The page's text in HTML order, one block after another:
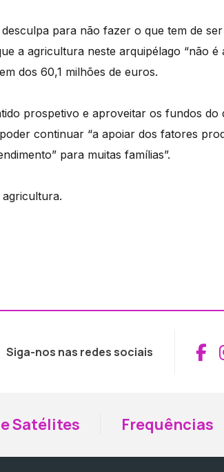
para não fazer o que tem de ser
a agricultura neste arquipélago “não é
dos 60,1 milhões de euros.
prospetivo e aproveitar os fundos do
continuar “a apoiar dos fatores
para muitas famílias”.
agricultura.
Siga-nos nas redes sociais
Satélites Frequências